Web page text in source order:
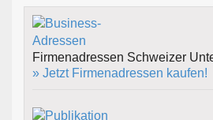
Firmenadressen Schweizer
» Jetzt Firmenadressen kaufen!